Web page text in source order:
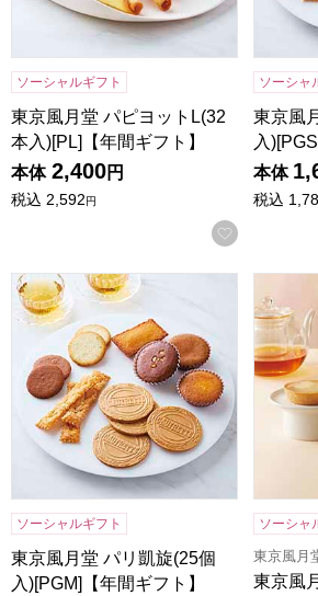
ソーシャルギフト
東京風月堂 パピヨットL(32
本入)[PL]【年間ギフト】
本体 2,400円
税込 2,592円
お気に入
ソーシャ
東京風
入
本体
税込
東京風月堂 パリ凱旋(25個入)[PGM]【
ソーシャルギフト
東京風月堂 パリ凱旋(25個
入)[PGM]【年間ギフト】
ソーシャ
東京風月
東京風